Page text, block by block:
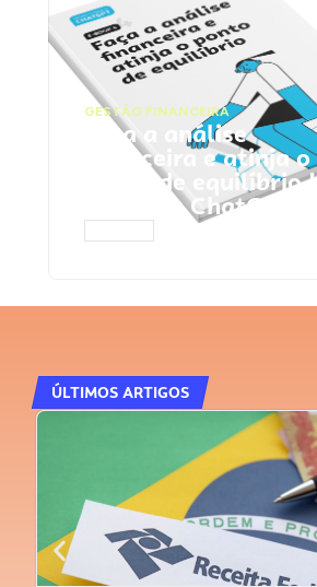
GESTÃO FINANCEIRA
Faça a análise
financeira e atinja o
ponto de equilíbrio |
Prompts ChatGPT
ÚLTIMOS ARTIGOS